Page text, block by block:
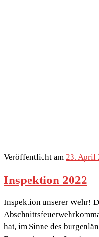
Veröffentlicht am 23. April
Inspektion 2022
Inspektion unserer Wehr!
hat, im Sinne des